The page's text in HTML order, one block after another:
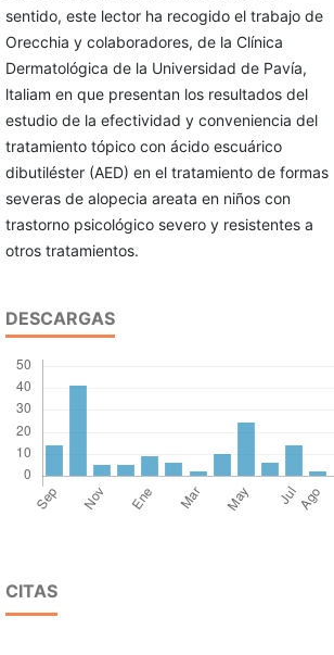
sentido, este lector ha recogido el trabajo de
Orecchia y colaboradores, de la Clínica
Dermatológica de la Universidad de Pavía,
ltaliam en que presentan los resultados del
estudio de la efectividad y conveniencia del
tratamiento tópico con ácido escuárico
dibutiléster (AED) en el tratamiento de formas
severas de alopecia areata en niños con
trastorno psicológico severo y resistentes a
otros tratamientos.
DESCARGAS
CITAS